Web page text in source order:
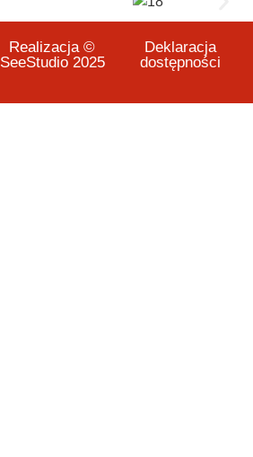
Realizacja ©
SeeStudio 2025
Deklaracja
dostępności